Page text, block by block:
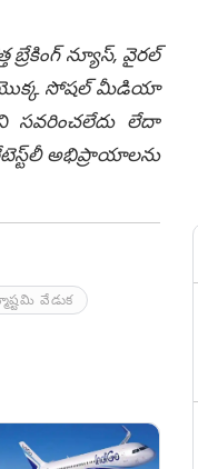
న్యూస్, వైరల్
యొక్క సోషల్ మీడియా
సవరించలేదు లేదా
అభిప్రాయాలను
వేడుక‌